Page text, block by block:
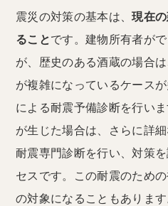
震災の対策の基本は、現在
ることです。建物所有者が
が、歴史のある酒蔵の場合
が複雑になっているケース
による耐震予備診断を行い
が生じた場合は、さらに詳
耐震専門診断を行い、対策
セスです。この耐震のため
の対象になることもあります